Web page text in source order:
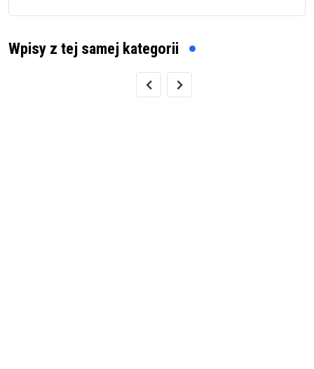
Wpisy z tej samej kategorii